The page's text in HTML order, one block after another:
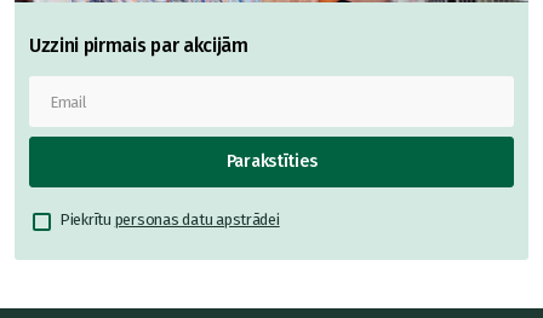
Uzzini pirmais par akcijām
Parakstīties
Piekrītu personas datu apstrādei